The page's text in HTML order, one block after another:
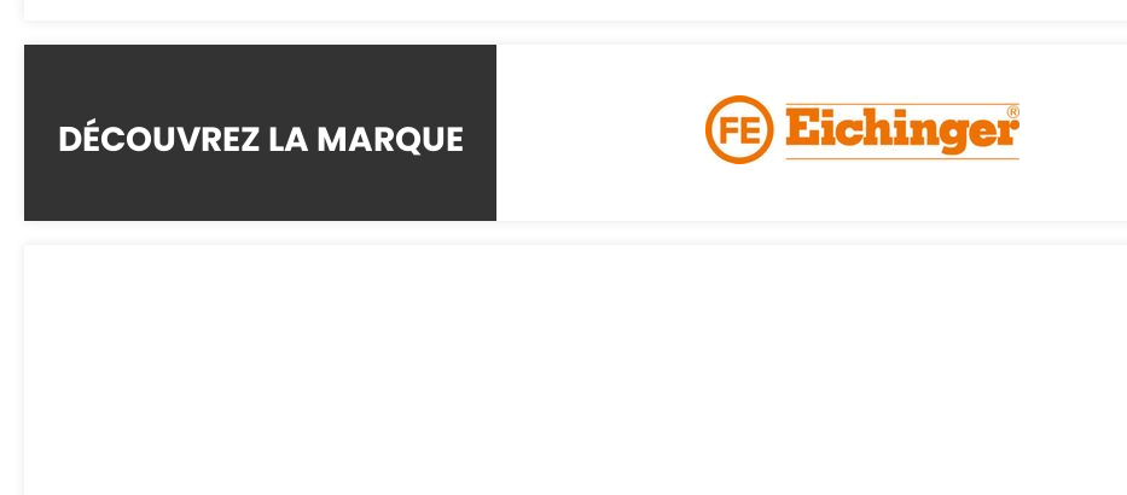
DÉCOUVREZ LA MARQUE